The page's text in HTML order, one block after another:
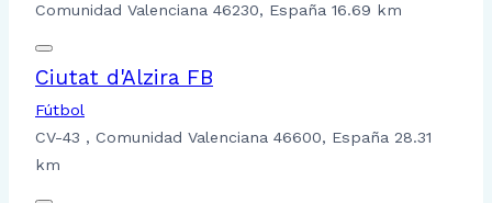
Comunidad Valenciana 46230, España 16.69 km
Ciutat d'Alzira FB
Fútbol
CV-43 , Comunidad Valenciana 46600, España 28.31
km